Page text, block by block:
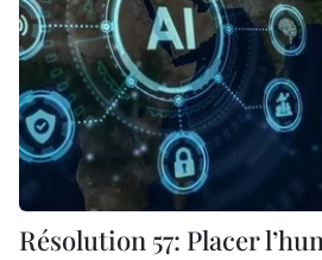
Résolution 57: Placer